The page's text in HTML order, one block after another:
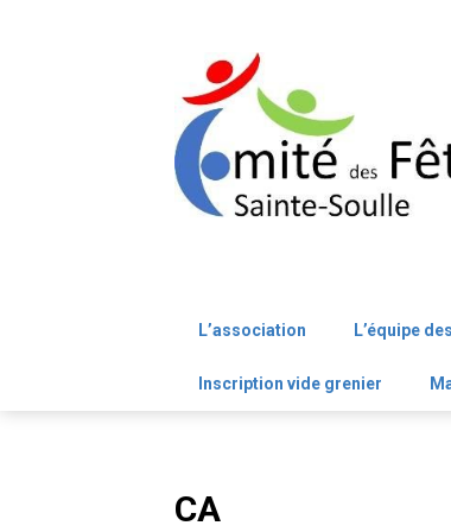
L’association L’équipe
Inscription vide grenier
CA